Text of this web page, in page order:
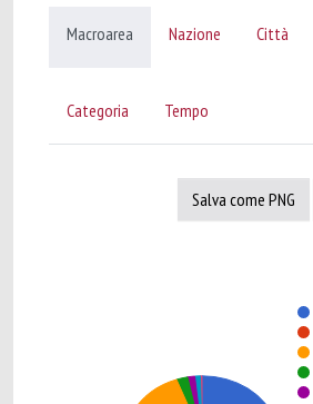
Macroarea Nazione Città
Categoria Tempo
Salva come PNG